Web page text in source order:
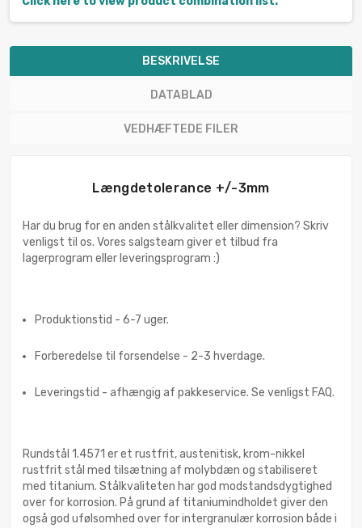
BESKRIVELSE
DATABLAD
VEDHÆFTEDE FILER
Længdetolerance +/-3mm
Har du brug for en anden stålkvalitet eller dimension? Skriv
venligst til os. Vores salgsteam giver et tilbud fra
lagerprogram eller leveringsprogram :)
Produktionstid - 6-7 uger.
Forberedelse til forsendelse - 2-3 hverdage.
Leveringstid - afhængig af pakkeservice. Se venligst FAQ.
Rundstål 1.4571 er et rustfrit, austenitisk, krom-nikkel
rustfrit stål med tilsætning af molybdæn og stabiliseret
med titanium. Stålkvaliteten har god modstandsdygtighed
over for korrosion. På grund af titaniumindholdet giver den
også god ufølsomhed over for intergranulær korrosion både i